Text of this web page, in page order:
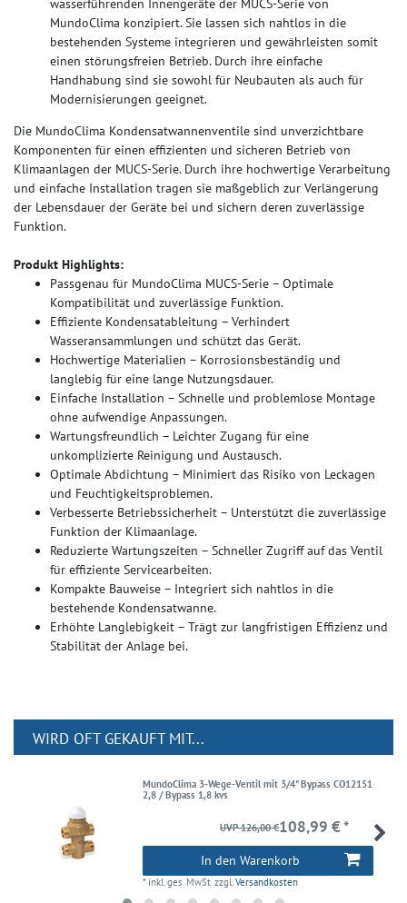
wasserführenden Innengeräte der MUCS-Serie von
MundoClima konzipiert. Sie lassen sich nahtlos in die
bestehenden Systeme integrieren und gewährleisten somit
einen störungsfreien Betrieb. Durch ihre einfache
Handhabung sind sie sowohl für Neubauten als auch für
Modernisierungen geeignet.
Die MundoClima Kondensatwannenventile sind unverzichtbare
Komponenten für einen effizienten und sicheren Betrieb von
Klimaanlagen der MUCS-Serie. Durch ihre hochwertige Verarbeitung
und einfache Installation tragen sie maßgeblich zur Verlängerung
der Lebensdauer der Geräte bei und sichern deren zuverlässige
Funktion.
Produkt Highlights:
Passgenau für MundoClima MUCS-Serie – Optimale
Kompatibilität und zuverlässige Funktion.
Effiziente Kondensatableitung – Verhindert
Wasseransammlungen und schützt das Gerät.
Hochwertige Materialien – Korrosionsbeständig und
langlebig für eine lange Nutzungsdauer.
Einfache Installation – Schnelle und problemlose Montage
ohne aufwendige Anpassungen.
Wartungsfreundlich – Leichter Zugang für eine
unkomplizierte Reinigung und Austausch.
Optimale Abdichtung – Minimiert das Risiko von Leckagen
und Feuchtigkeitsproblemen.
Verbesserte Betriebssicherheit – Unterstützt die zuverlässige
Funktion der Klimaanlage.
Reduzierte Wartungszeiten – Schneller Zugriff auf das Ventil
für effiziente Servicearbeiten.
Kompakte Bauweise – Integriert sich nahtlos in die
bestehende Kondensatwanne.
Erhöhte Langlebigkeit – Trägt zur langfristigen Effizienz und
Stabilität der Anlage bei.
WIRD OFT GEKAUFT MIT...
MundoClima 3-Wege-Ventil mit 3/4" Bypass CO12151
2,8 / Bypass 1,8 kvs
UVP 126,00 €108,99 € *
In den Warenkorb
* inkl. ges. MwSt. zzgl.Versandkosten